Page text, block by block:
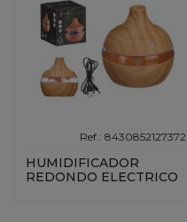
Ref.: 8430852127372
HUMIDIFICADOR
REDONDO ELECTRICO